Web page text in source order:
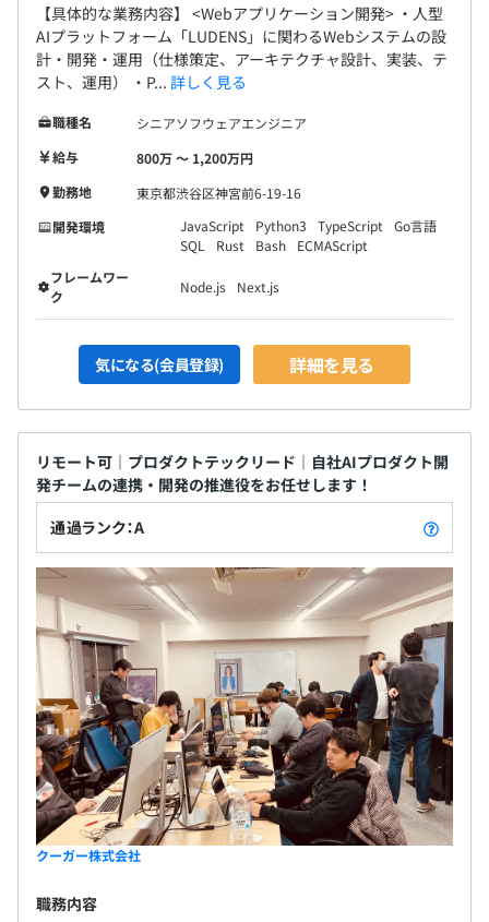
【具体的な業務内容】 <Webアプリケーション開発> ・人型
AIプラットフォーム「LUDENS」に関わるWebシステムの設
計・開発・運用（仕様策定、アーキテクチャ設計、実装、テ
スト、運用） ・P... 詳しく見る
職種名
シニアソフウェアエンジニア
給与
800万 〜 1,200万円
勤務地
東京都渋谷区神宮前6-19-16
開発環境
JavaScript Python3 TypeScript
Go言語
SQL
Rust Bash
ECMAScript
フレームワー
ク
Node.js Next.js
気になる(会員登録) 詳細を見る
リモート可｜プロダクトテックリード｜自社AIプロダクト開
発チームの連携・開発の推進役をお任せします！
通過ランク：A
クーガー株式会社
職務内容